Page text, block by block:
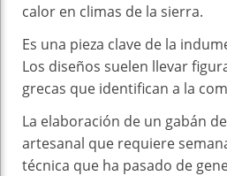
calor en climas de la sierra.
Es una pieza clave de la
Los diseños suelen llevar
grecas que identifican a la
La elaboración de un gabán
artesanal que requiere
técnica que ha pasado de